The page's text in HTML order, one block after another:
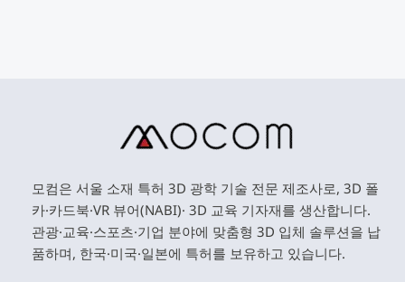
모컴은 서울 소재 특허 3D 광학 기술 전문 제조사로, 3D 폴
카·카드북·VR 뷰어(NABI)· 3D 교육 기자재를 생산합니다.
관광·교육·스포츠·기업 분야에 맞춤형 3D 입체 솔루션을 납
품하며, 한국·미국·일본에 특허를 보유하고 있습니다.